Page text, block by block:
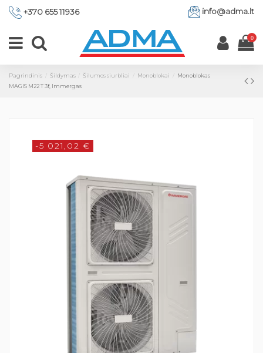
+370 655 11936 info@adma.lt
0
Pagrindinis Šildymas Šilumos siurbliai Monoblokai
Monoblokas
MAGIS M22 T 3f, Immergas
-5 021,02 €